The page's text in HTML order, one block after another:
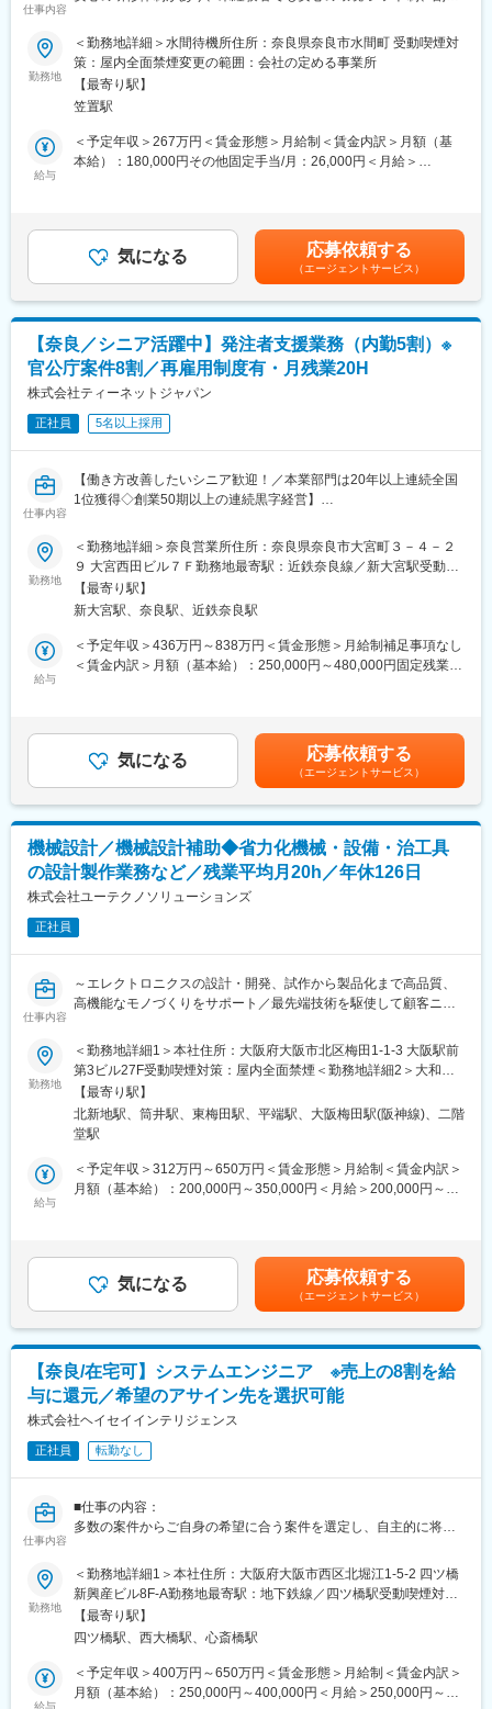
社基準に基づき社員を評価します。評価項目は社内公開されてお
り納得度の高い評価となっています。
＜社会人博士制度＞
在職中の学位取得を支援する制度です。受験料・授業料まで会社
りません。
を両立させやすい環境です。
■様々な方が活躍しています
・研究開発から営業に異動になり再度研究開発へ携わることを目
当社へ入社
■企業概要
カンパニーです。民間企業、大学、公的研究機関等に対し人材提
案や受託研究を通して研究開発部門での業務支援を展開していま
◇カーボンニュートラルや医薬品開発などSDGs達成への貢献が高
いプロジェクトを数多く支援しています。これからも社会課題の
変更の範囲：本文参照
仕事内容
で勤務可】
■業務概要
基本的には事務所（室内）で待機いただき、センサー作動時やお
客様要請などがあった際に現場に向かってご対応いただきます。
■業務詳細
1)緊急対応/センサーの異常信号やお客様からの要請
2)ＡＴＭ障害対応/ご契約金融期間のＡＴＭに障害が発生した場合
お金が詰まったり、機械が動かなくなったり等のトラブル対応を
を行ないます。またお客様からのご要望に合わせたセキュリティ
強化のご相談なども行なっています。
■研修体制
入社時研修5日間を用意しており、その後は現場にてOJT研修を実
施します。
未経験で中途入社し活躍中の社員も多数在籍しており、業務が身
につくまで丁寧にフォローいたしますので、未経験からでも安心
の就業環境です。
有給休暇のほか、男性社員においても仕事と子育ての調和が図り
やすい雇用環境を整備するため、男性社員が配偶者の出産時に取
得できる慶弔休暇の日数を2日間へ延長しました。社員の将来のラ
イフイベントによる離職の不安を軽減し、今を安心していきいき
■同社について
業、地理空間情報サービス事業、BPO・ICT事業の6つの領域で事
業を展開し、海外では１６の国と地域に進出しています。
変更の範囲：会社の定める業務
勤務地
＜勤務地詳細＞水間待機所住所：奈良県奈良市水間町 受動喫煙対
策：屋内全面禁煙変更の範囲：会社の定める事業所
【最寄り駅】
笠置駅
給与
＜予定年収＞267万円＜賃金形態＞月給制＜賃金内訳＞月額（基
本給）：180,000円その他固定手当/月：26,000円＜月給＞
気になる 応募依頼する
（エージェントサービス）
【奈良／シニア活躍中】発注者支援業務（内勤5割）※
官公庁案件8割／再雇用制度有・月残業20H
株式会社ティーネットジャパン
正社員 5名以上採用
仕事内容
【働き方改善したいシニア歓迎！／本業部門は20年以上連続全国
1位獲得◇創業50期以上の連続黒字経営】
【職務概要】
当社は国土交通省、農林水産省や地方自治体などと業務委託契約
を結び、案件の8割以上が官公庁案件です。
インフラなど大規模な案件を担当することが多く、公共工事が円
滑に進むよう
施工管理や資料作成業務などを担当していただきます。
工事の積算や検査などの業務を公務員に代わって行うことで、ワ
ークライフバランス良く働くことが可能です。
・工事を実行するために必要な資料作成
・工事の施工状況チェック
・工事検査などへの参加、立ち合い
・工事の品質管理、安全管理、工程管理の補助
【ポジションの詳細】
・主な取引先：国土交通省、農林水産省、地方自治体、鉄道運輸
機構、各種団体、大手ゼネコン
・実績事例：瀬戸大橋、四国 国道改築工事、南三陸町護岸工事・
東日本大震災復興、他多数
ます！中途入社者、多数活躍中！
【ワークライフバランス】
・再雇用制度が整っており、60歳の定年後もほぼ同様に働き続け
ることが可能です。
進する立場にあるので、残業は少ないです。
・社内・社外業務比率もほぼ50:50で、室内での事務業務が多いの
変更の範囲：無
勤務地
＜勤務地詳細＞奈良営業所住所：奈良県奈良市大宮町３－４－２
９ 大宮西田ビル７Ｆ勤務地最寄駅：近鉄奈良線／新大宮駅受動喫
煙対策：敷地内全面禁煙変更の範囲：会社の定める事業所
【最寄り駅】
新大宮駅、奈良駅、近鉄奈良駅
給与
＜予定年収＞436万円～838万円＜賃金形態＞月給制補足事項なし
＜賃金内訳＞月額（基本給）：250,000円～480,000円固定残業手
＞■昇給：年1回（7月）■賞与：年2回（6月、12月）※正社員移行
前は毎月手当として支給 （年間で見た受給金額に影響が出ない
よう考慮あり）■モデル年収：540万円／35歳・経験10年…月額
35万円＋残業手当・一律手当600万円／40歳・経験15年…月額37
万円＋残業手当・一律手当賃金はあくまでも目安の金額であり、
選考を通じて上下する可能性があります。月給(月額)は固定手当を
含めた表記です。
気になる 応募依頼する
（エージェントサービス）
機械設計／機械設計補助◆省力化機械・設備・治工具
の設計製作業務など／残業平均月20h／年休126日
株式会社ユーテクノソリューションズ
正社員
仕事内容
～エレクトロニクスの設計・開発、試作から製品化まで高品質、
高機能なモノづくりをサポート／最先端技術を駆使して顧客ニー
■業務内容：
・省力化機械・設備・治工具の設計製作業務
・構想検討／機械設計／組立調整まで機械設計製作の全般
■配属部署について：
・FA技術室
└従業員数：14名（男性11名、女性3名）
『技術で極める』『マネジメントで導く』未来を自分で選べる！
私たちの開発現場では技術を突き詰めたい人、プロジェクトを
動かすマネジメント志向の人、それぞれに合ったキャリアパスを
ジャーまで年齢や年次に関係なく、実力と意欲に応じた成長機会
があります。
■当社の特徴：
◎経験豊かな技術者集団を抱えており、品質重視の姿勢で、多様
化するお客様の要望に応えています。
◎品質マネジメントシステム国際規格ISO9001の登録企業です。
品質および顧客満足の向上に取り組んでいます。
◎情報セキュリティマネジメントシステム国際規格ISO/IEC27001
の登録企業です。情報の機密性、完全性、可用性の確保に取り組
変更の範囲：会社の定める業務
勤務地
＜勤務地詳細1＞本社住所：大阪府大阪市北区梅田1-1-3 大阪駅前
第3ビル27F受動喫煙対策：屋内全面禁煙＜勤務地詳細2＞大和郡
山事業所住所：奈良県大和郡山市馬司町648番地の1 受動喫煙対
策：屋内全面禁煙変更の範囲：会社の定める事業所
【最寄り駅】
北新地駅、筒井駅、東梅田駅、平端駅、大阪梅田駅(阪神線)、二階
堂駅
給与
＜予定年収＞312万円～650万円＜賃金形態＞月給制＜賃金内訳＞
月額（基本給）：200,000円～350,000円＜月給＞200,000円～
も目安の金額であり、選考を通じて上下する可能性があります。
月給(月額)は固定手当を含めた表記です。
気になる 応募依頼する
（エージェントサービス）
【奈良/在宅可】システムエンジニア ※売上の8割を給
与に還元／希望のアサイン先を選択可能
株式会社ヘイセイインテリジェンス
正社員 転勤なし
仕事内容
■仕事の内容：
多数の案件からご自身の希望に合う案件を選定し、自主的に将来
足を第一に考え、「70歳でもエンジニアとして働ける会社」を目
指しております。
【変更の範囲：会社の定める業務】
■業務内容：下記案件の上流～下流まで様々なフェーズに携われま
す。
・AWSを使用した個人情報管理Webアプリケーションの構築
勤務地
＜勤務地詳細1＞本社住所：大阪府大阪市西区北堀江1-5-2 四ツ橋
新興産ビル8F-A勤務地最寄駅：地下鉄線／四ツ橋駅受動喫煙対
策：敷地内全面禁煙＜勤務地詳細2＞お客様先（大阪府）住所：大
阪府 受動喫煙対策：屋内全面禁煙＜勤務地詳細3＞お客様先（奈
の定める事業所
【最寄り駅】
四ツ橋駅、西大橋駅、心斎橋駅
給与
＜予定年収＞400万円～650万円＜賃金形態＞月給制＜賃金内訳＞
月額（基本給）：250,000円～400,000円＜月給＞250,000円～